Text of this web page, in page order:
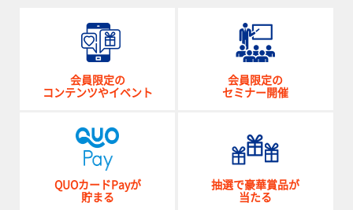
会員限定の
コンテンツやイベント
会員限定の
セミナー開催
QUOカードPayが
貯まる
抽選で豪華賞品が
当たる